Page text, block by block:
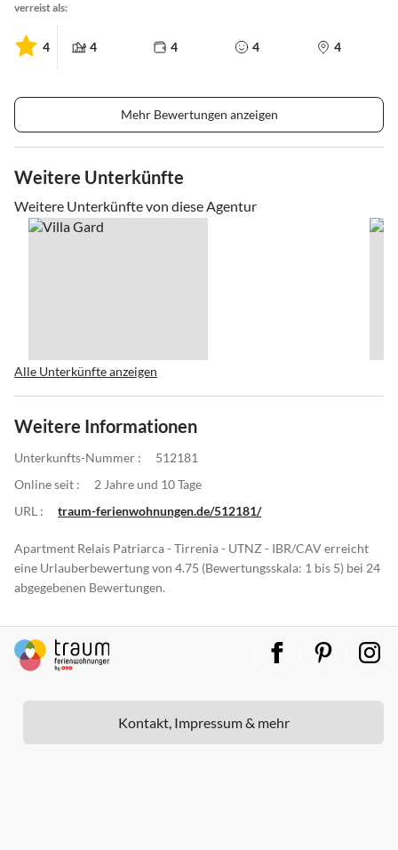
verreist als:
4 4 4 4 4
Mehr Bewertungen anzeigen
Weitere Unterkünfte
Weitere Unterkünfte von diese Agentur
Alle Unterkünfte anzeigen
Weitere Informationen
Unterkunfts-Nummer :
512181
Online seit :
2 Jahre und 10 Tage
URL :
traum-ferienwohnungen.de/512181/
Apartment Relais Patriarca - Tirrenia - UTNZ - IBR/CAV erreicht
eine Urlauberbewertung von 4.75 (Bewertungsskala: 1 bis 5) bei 24
abgegebenen Bewertungen.
Kontakt, Impressum & mehr